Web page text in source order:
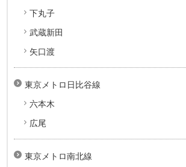
下丸子
武蔵新田
矢口渡
東京メトロ日比谷線
六本木
広尾
東京メトロ南北線